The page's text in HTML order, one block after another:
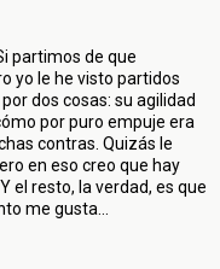
partimos de que
yo le he visto partidos
dos cosas: su agilidad
por puro empuje era
contras. Quizás le
en eso creo que hay
el resto, la verdad, es que
me gusta...